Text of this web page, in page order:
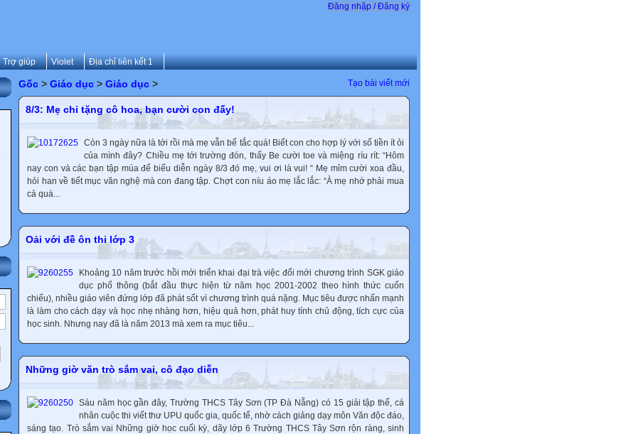
Đăng nhập / Đăng ký
Trợ giúp Violet Địa chỉ liên kết 1
Gốc > Giáo dục > Giáo dục > Tạo bài viết mới
8/3: Mẹ chỉ tặng cô hoa, bạn cười con đấy!
Còn 3 ngày nữa là tới rồi mà mẹ vẫn bế tắc quá! Biết con cho hợp lý với số tiền ít ỏi
của mình đây? Chiều mẹ tới trường đón, thấy Be cười toe và miệng ríu rít: “Hôm
nay con và các bạn tập múa để biểu diễn ngày 8/3 đó mẹ, vui ơi là vui! “ Mẹ mỉm cười xoa đầu,
hỏi han về tiết mục văn nghệ mà con đang tập. Chợt con níu áo mẹ lắc lắc: “À mẹ nhớ phải mua
cả quà...
Oải với đề ôn thi lớp 3
Khoảng 10 năm trước hồi mới triển khai đại trà việc đổi mới chương trình SGK giáo
dục phổ thông (bắt đầu thực hiện từ năm học 2001-2002 theo hình thức cuốn
chiếu), nhiều giáo viên đứng lớp đã phát sốt vì chương trình quá nặng. Mục tiêu được nhấn mạnh
là làm cho cách dạy và học nhẹ nhàng hơn, hiệu quả hơn, phát huy tính chủ động, tích cực của
học sinh. Nhưng nay đã là năm 2013 mà xem ra mục tiêu...
Những giờ văn trò sắm vai, cô đạo diễn
Sáu năm học gần đây, Trường THCS Tây Sơn (TP Đà Nẵng) có 15 giải tập thể, cá
nhân cuộc thi viết thư UPU quốc gia, quốc tế, nhờ cách giảng dạy môn Văn độc đáo,
sáng tạo. Trò sắm vai Những giờ học cuối kỳ, dãy lớp 6 Trường THCS Tây Sơn rộn ràng, sinh